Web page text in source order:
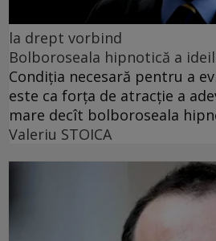
la drept vorbind
Bolboroseala hipnotică a
Condiția necesară pentru a
este ca forța de atracție a
mare decît bolboroseala
Valeriu STOICA